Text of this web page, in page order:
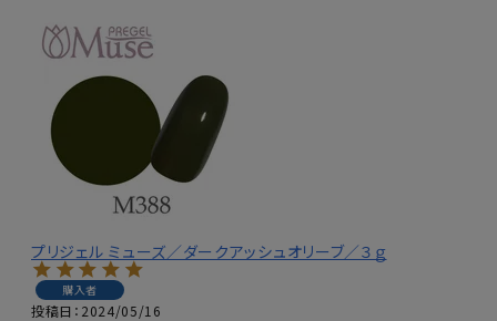
プリジェル ミューズ／ダークアッシュオリーブ／３ｇ
購入者
投稿日 2024/05/16